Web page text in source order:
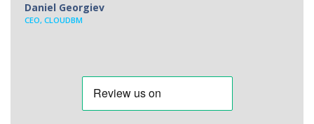
Daniel Georgiev
CEO, CLOUDBM